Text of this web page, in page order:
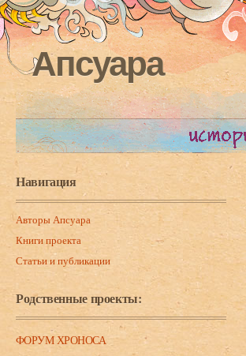
Апсуара
Навигация
Авторы Апсуара
Книги проекта
Статьи и публикации
Родственные проекты:
ФОРУМ ХРОНОСА